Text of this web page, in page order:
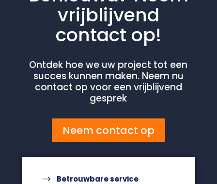
vrijblijvend
contact op!
Ontdek hoe we uw project tot een
succes kunnen maken. Neem nu
contact op voor een vrijblijvend
gesprek
Neem contact op
$ Betrouwbare service